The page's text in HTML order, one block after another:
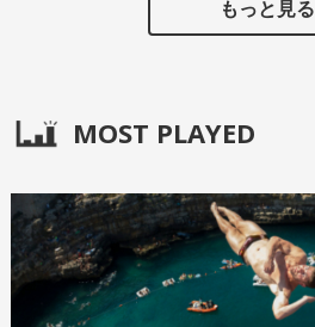
もっと見る
MOST PLAYED